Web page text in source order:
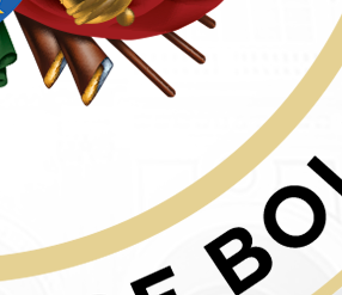
al Tesoro General de la
que otorgó el ente emisor